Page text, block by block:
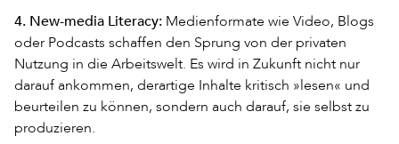
4. New-media Literacy: Medienformate wie Video, Blogs
oder Podcasts schaffen den Sprung von der privaten
Nutzung in die Arbeitswelt. Es wird in Zukunft nicht nur
darauf ankommen, derartige Inhalte kritisch »lesen« und
beurteilen zu können, sondern auch darauf, sie selbst zu
produzieren.